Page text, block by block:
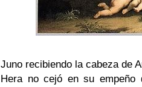
Juno recibiendo la cabeza de
Hera no cejó en su empeño